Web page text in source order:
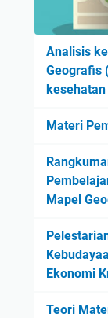
Analisis
Geografis
Materi
Mapel
Ekonomi
Teori